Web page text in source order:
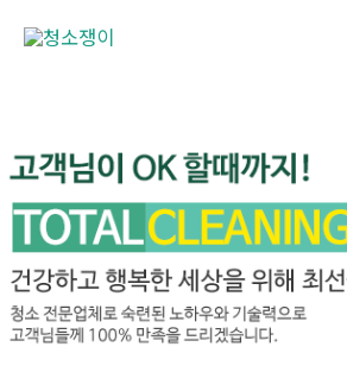
너
뛰